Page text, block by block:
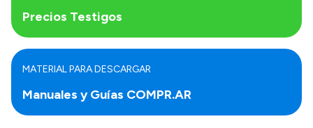
Precios Testigos
Manuales y Guías COMPR.AR
MATERIAL PARA DESCARGAR